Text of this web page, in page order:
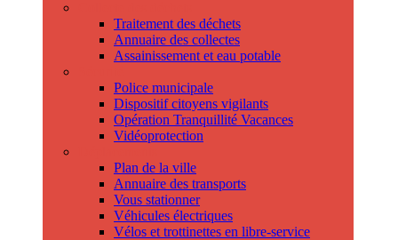
Traitement des déchets
Annuaire des collectes
Assainissement et eau potable
Police municipale
Dispositif citoyens vigilants
Opération Tranquillité Vacances
Vidéoprotection
Plan de la ville
Annuaire des transports
Vous stationner
Véhicules électriques
Vélos et trottinettes en libre-service